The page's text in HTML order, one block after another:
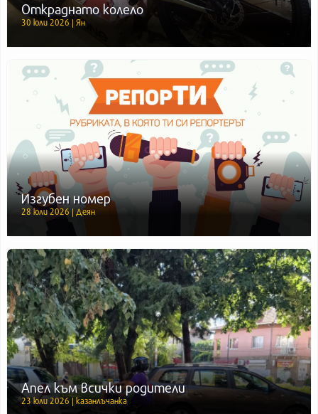
Откраднато колело
30 юли 2026 | Ян
Изгубен номер
28 юли 2026 | Деян
Апел към всички родители
23 юли 2026 | казанлъчанка